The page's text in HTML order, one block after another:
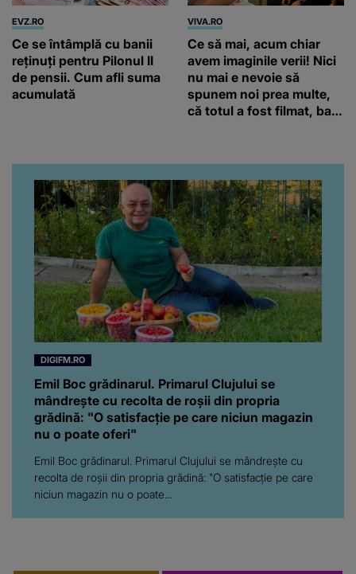
EVZ.RO
Ce se întâmplă cu banii
reținuți pentru Pilonul II
de pensii. Cum afli suma
acumulată
VIVA.RO
Ce să mai, acum chiar
avem imaginile verii! Nici
nu mai e nevoie să
spunem noi prea multe,
că totul a fost filmat, ba
da, frumoasa iubită a lui
Florin Ristei e...
DIGIFM.RO
Emil Boc grădinarul. Primarul Clujului se
mândrește cu recolta de roșii din propria
grădină: "O satisfacție pe care niciun magazin
nu o poate oferi"
Emil Boc grădinarul. Primarul Clujului se mândrește cu
recolta de roșii din propria grădină: "O satisfacție pe care
niciun magazin nu o poate...